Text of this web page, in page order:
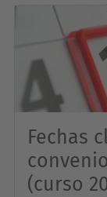
Fechas
(curso